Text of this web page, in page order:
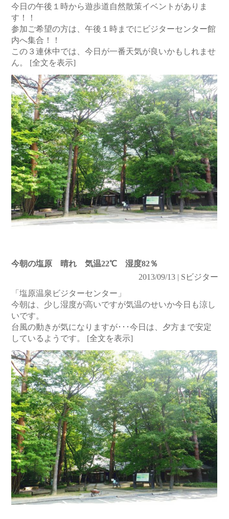
今日の午後１時から遊歩道自然散策イベントがありま
す！！
参加ご希望の方は、午後１時までにビジターセンター館
内へ集合！！
この３連休中では、今日が一番天気が良いかもしれませ
ん。 [全文を表示]
今朝の塩原 晴れ 気温22℃ 湿度82％
2013/09/13 | Sビジター
「塩原温泉ビジターセンター」
今朝は、少し湿度が高いですが気温のせいか今日も涼し
いです。
台風の動きが気になりますが･･･今日は、夕方まで安定
しているようです。 [全文を表示]